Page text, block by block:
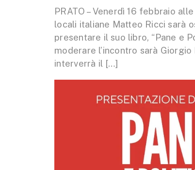
PRATO – Venerdì 16 febbraio
locali italiane Matteo Ricci sarà
presentare il suo libro, “Pane e
moderare l’incontro sarà
interverrà il […]